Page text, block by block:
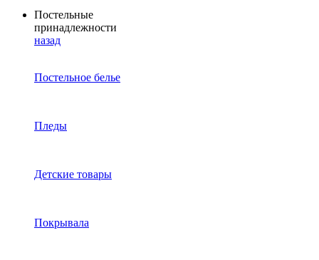
Постельные
принадлежности
назад
Постельное белье
Пледы
Детские товары
Покрывала